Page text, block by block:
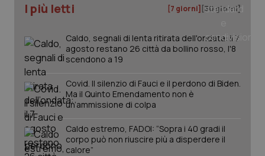
I più letti [7 giorni] [30 giorni]
Caldo, segnali di lenta ritirata dell'ondata: il 7
agosto restano 26 città da bollino rosso, l'8
scendono a 19
Covid. Il silenzio di Fauci e il perdono di Biden.
Ma il Quinto Emendamento non è
un’ammissione di colpa
Caldo estremo, FADOI: “Sopra i 40 gradi il
corpo può non riuscire più a disperdere il
calore”